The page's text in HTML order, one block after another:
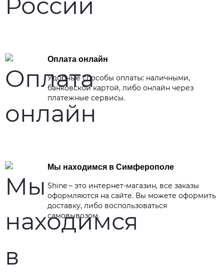
Оплата онлайн
Удобные способы оплаты: наличными,
банковской картой, либо онлайн через
платежные сервисы.
Мы находимся в Симферополе
Shine – это интернет-магазин, все заказы
оформляются на сайте. Вы можете оформить
доставку, либо воспользоваться
самовывозом.